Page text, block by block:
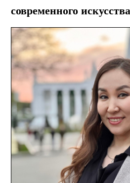
современного